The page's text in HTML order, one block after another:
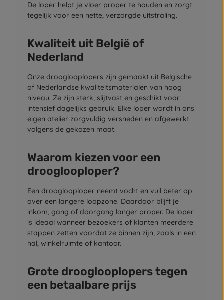
De loper helpt je vloer proper te houden en zorgt
tegelijk voor een nette, verzorgde uitstraling.
Kwaliteit uit België of
Nederland
Onze drooglooplopers zijn gemaakt uit Belgische
of Nederlandse kwaliteitsmaterialen van hoog
niveau. Ze zijn sterk, slijtvast en geschikt voor
intensief dagelijks gebruik. Elke loper wordt in ons
eigen atelier zorgvuldig versneden en afgewerkt
volgens de gekozen maat.
Waarom kiezen voor een
drooglooploper?
Een drooglooploper neemt vocht en vuil beter op
over een langere loopzone. Daardoor blijft je
inkom, gang of doorgang langer proper. De loper
is ideaal wanneer bezoekers of klanten meerdere
stappen zetten voordat ze binnen zijn, zoals in een
hal, winkelruimte of kantoor.
Grote drooglooplopers tegen
een betaalbare prijs